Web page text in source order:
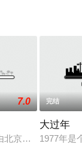
移步至豆瓣
员白玉萍（马苏
7.0
北京大唐辉煌影
完结
大过年
1977年是